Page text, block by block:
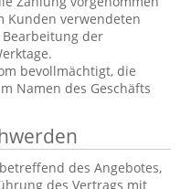
Kunden verwendeten
der
bevollmächtigt, die
Namen des Geschäfts
des Angebotes,
des Vertrags mit